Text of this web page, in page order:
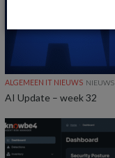
ALGEMEEN IT NIEUWS NIEUWS
AI Update – week 32